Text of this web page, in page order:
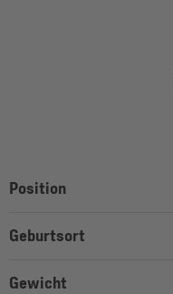
Position
Geburtsort
Gewicht